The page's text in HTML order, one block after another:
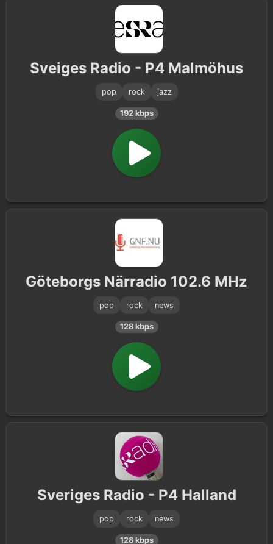
Sveiges Radio - P4 Malmöhus
pop rock jazz
192 kbps
Göteborgs Närradio 102.6 MHz
pop rock news
128 kbps
Sveriges Radio - P4 Halland
pop rock news
128 kbps